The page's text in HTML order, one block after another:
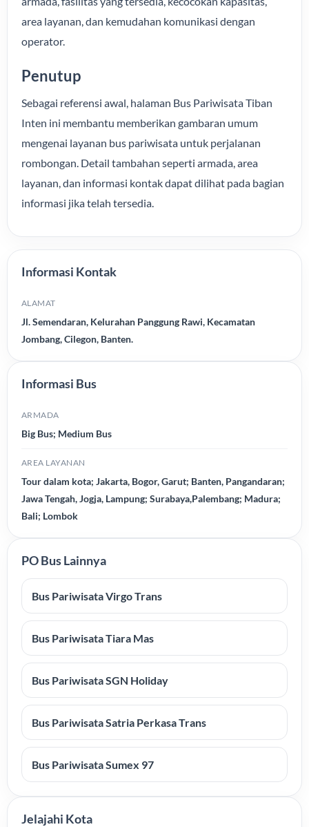
area layanan, dan kemudahan komunikasi dengan
operator.
Penutup
Sebagai referensi awal, halaman Bus Pariwisata Tiban
Inten ini membantu memberikan gambaran umum
mengenai layanan bus pariwisata untuk perjalanan
rombongan. Detail tambahan seperti armada, area
layanan, dan informasi kontak dapat dilihat pada bagian
informasi jika telah tersedia.
Informasi Kontak
ALAMAT
Jl. Semendaran, Kelurahan Panggung Rawi, Kecamatan
Jombang, Cilegon, Banten.
Informasi Bus
ARMADA
Big Bus; Medium Bus
AREA LAYANAN
Tour dalam kota; Jakarta, Bogor, Garut; Banten, Pangandaran;
Jawa Tengah, Jogja, Lampung; Surabaya,Palembang; Madura;
Bali; Lombok
PO Bus Lainnya
Bus Pariwisata Virgo Trans
Bus Pariwisata Tiara Mas
Bus Pariwisata SGN Holiday
Bus Pariwisata Satria Perkasa Trans
Bus Pariwisata Sumex 97
Jelajahi Kota